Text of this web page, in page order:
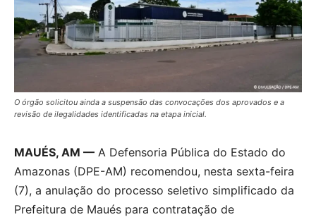
O órgão solicitou ainda a suspensão das convocações dos aprovados e a
revisão de ilegalidades identificadas na etapa inicial.
MAUÉS, AM — A Defensoria Pública do Estado do
Amazonas (DPE-AM) recomendou, nesta sexta-feira
(7), a anulação do processo seletivo simplificado da
Prefeitura de Maués para contratação de